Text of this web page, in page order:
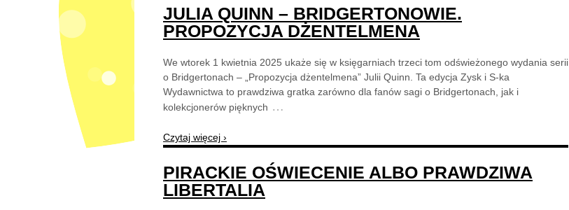
JULIA QUINN – BRIDGERTONOWIE.
PROPOZYCJA DŻENTELMENA
We wtorek 1 kwietnia 2025 ukaże się w księgarniach trzeci tom odświeżonego wydania serii
o Bridgertonach – „Propozycja dżentelmena” Julii Quinn. Ta edycja Zysk i S-ka
Wydawnictwa to prawdziwa gratka zarówno dla fanów sagi o Bridgertonach, jak i
kolekcjonerów pięknych …
Czytaj więcej ›
PIRACKIE OŚWIECENIE ALBO PRAWDZIWA
LIBERTALIA